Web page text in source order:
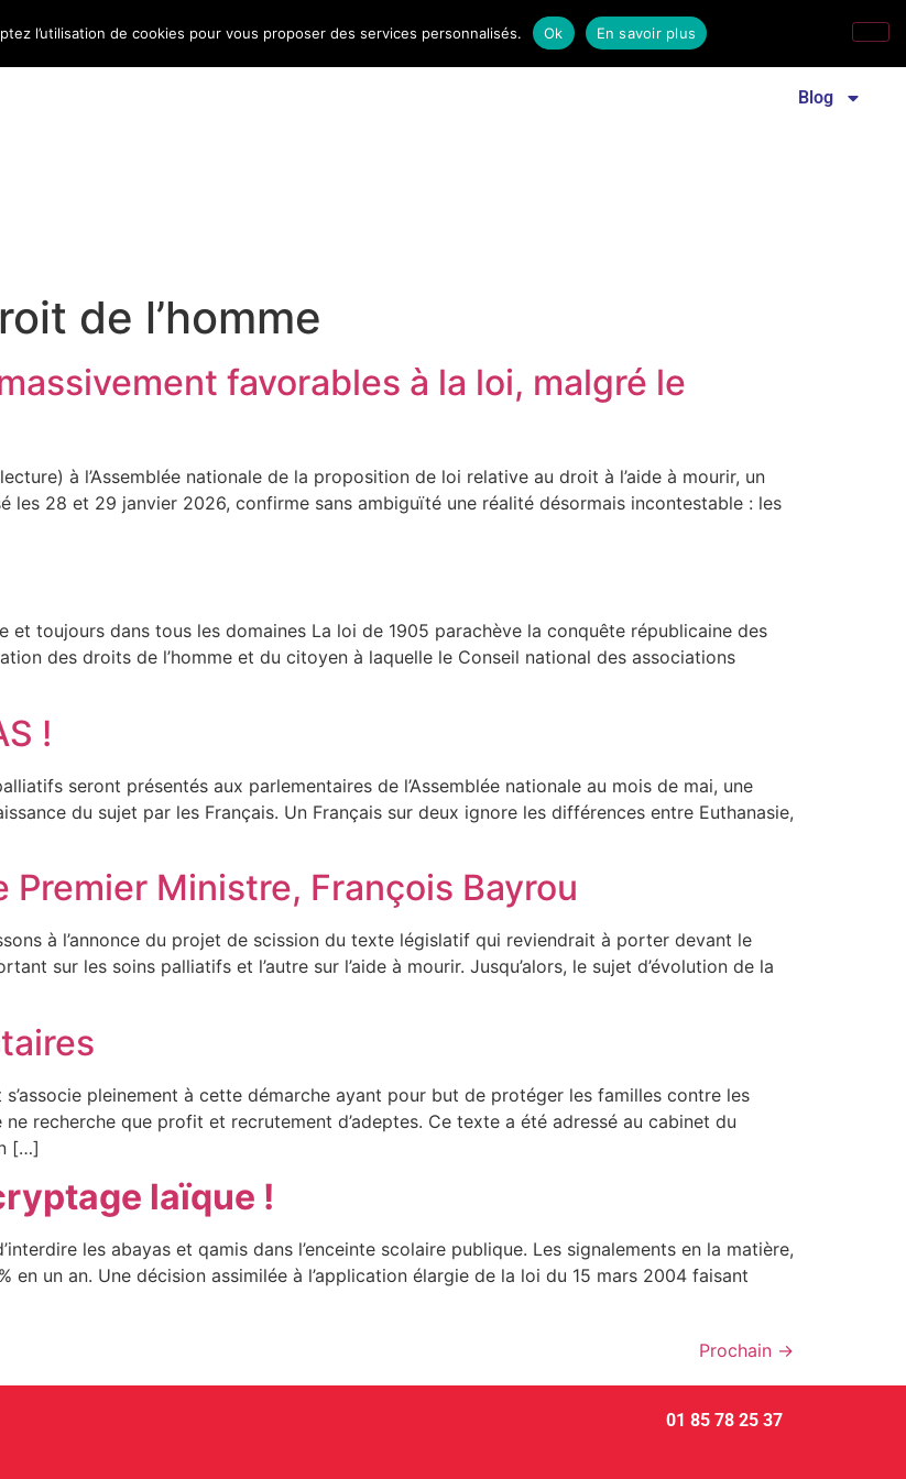
d’information Infos conso Consomag Revue familles laïques Communiqué de presse
Blog
de l’homme
favorables à la loi, malgré le
à l’Assemblée nationale de la proposition de loi relative au droit à l’aide à mourir, un
les 28 et 29 janvier 2026, confirme sans ambiguïté une réalité désormais incontestable : les
et toujours dans tous les domaines La loi de 1905 parachève la conquête républicaine des
des droits de l’homme et du citoyen à laquelle le Conseil national des associations
!
seront présentés aux parlementaires de l’Assemblée nationale au mois de mai, une
du sujet par les Français. Un Français sur deux ignore les différences entre Euthanasie,
Ministre, François Bayrou
à l’annonce du projet de scission du texte législatif qui reviendrait à porter devant le
sur les soins palliatifs et l’autre sur l’aide à mourir. Jusqu’alors, le sujet d’évolution de la
pleinement à cette démarche ayant pour but de protéger les familles contre les
recherche que profit et recrutement d’adeptes. Ce texte a été adressé au cabinet du
[…]
laïque !
les abayas et qamis dans l’enceinte scolaire publique. Les signalements en la matière,
en un an. Une décision assimilée à l’application élargie de la loi du 15 mars 2004 faisant
Prochain →
01 85 78 25 37
l’utilisation de cookies pour vous proposer des services personnalisés. Ok En savoir plus